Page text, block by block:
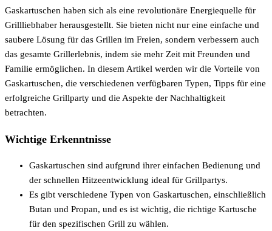
Gaskartuschen haben sich als eine revolutionäre Energiequelle für
Grillliebhaber herausgestellt. Sie bieten nicht nur eine einfache und
saubere Lösung für das Grillen im Freien, sondern verbessern auch
das gesamte Grillerlebnis, indem sie mehr Zeit mit Freunden und
Familie ermöglichen. In diesem Artikel werden wir die Vorteile von
Gaskartuschen, die verschiedenen verfügbaren Typen, Tipps für eine
erfolgreiche Grillparty und die Aspekte der Nachhaltigkeit
betrachten.
Wichtige Erkenntnisse
Gaskartuschen sind aufgrund ihrer einfachen Bedienung und
der schnellen Hitzeentwicklung ideal für Grillpartys.
Es gibt verschiedene Typen von Gaskartuschen, einschließlich
Butan und Propan, und es ist wichtig, die richtige Kartusche
für den spezifischen Grill zu wählen.